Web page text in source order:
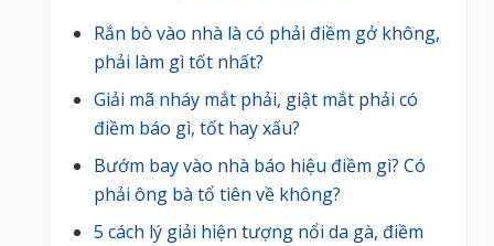
Rắn bò vào nhà là có phải điềm gở không,
phải làm gì tốt nhất?
Giải mã nháy mắt phải, giật mắt phải có
điềm báo gì, tốt hay xấu?
Bướm bay vào nhà báo hiệu điềm gì? Có
phải ông bà tổ tiên về không?
5 cách lý giải hiện tượng nổi da gà, điềm